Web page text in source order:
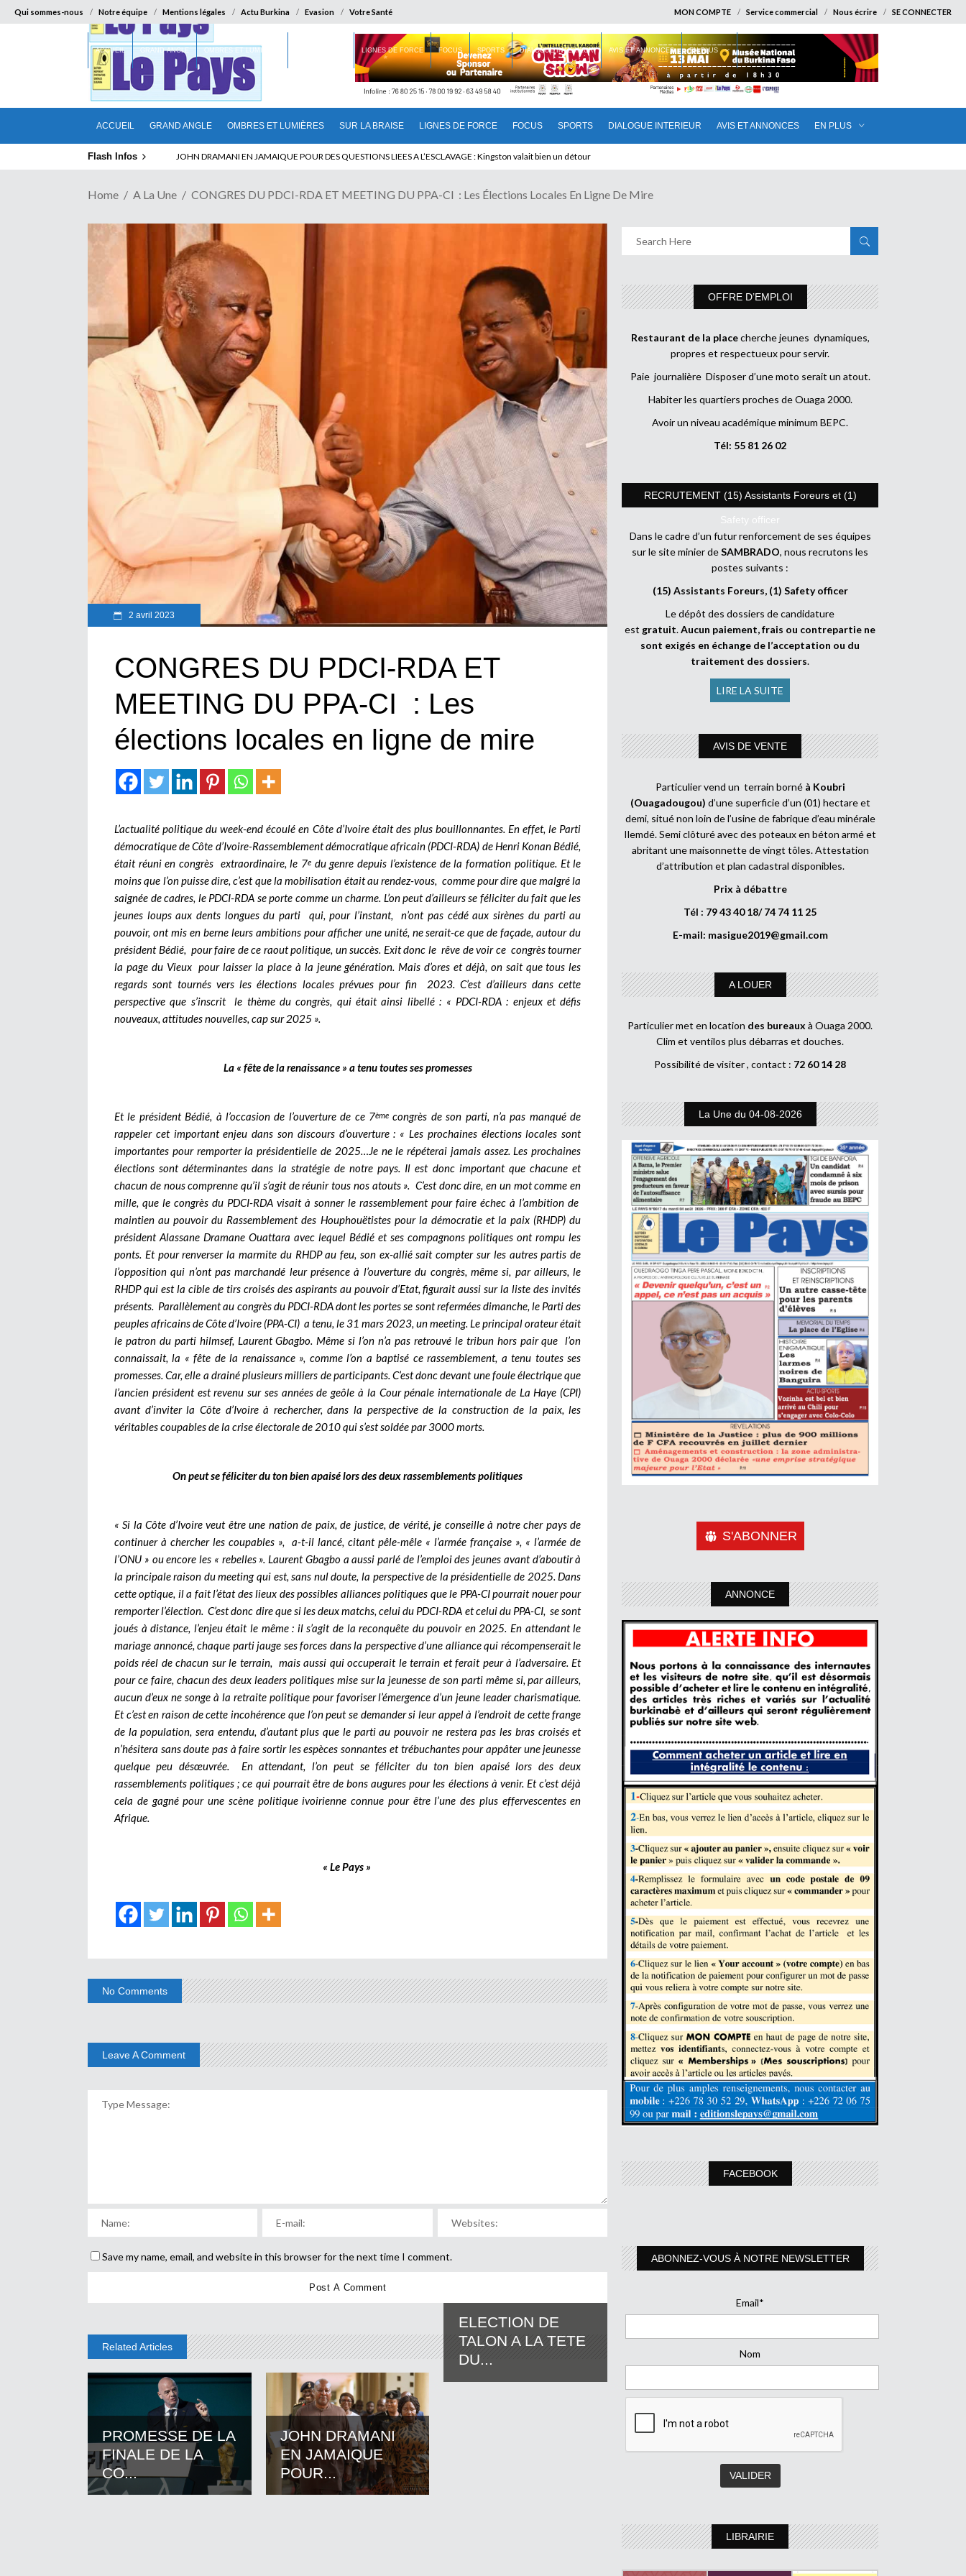
Qui sommes-nous Notre équipe Mentions légales Actu Burkina Evasion Votre Santé MON COMPTE Service commercial Nous écrire SE CONNECTER
ACCUEIL GRAND ANGLE OMBRES ET LUMIÈRES SUR LA BRAISE LIGNES DE FORCE FOCUS SPORTS DIALOGUE INTERIEUR AVIS ET ANNONCES EN PLUS
ACCUEIL GRAND ANGLE OMBRES ET LUMIÈRES LIGNES DE FORCE FOCUS SPORTS DIALOGUE INTERIEUR AVIS ET ANNONCES EN PLUS
Flash Infos ELECTION DE TALON A LA TETE DU SENAT BENINOIS : Quand Patrice quitte le pouvoir sans partir !
Home A La Une CONGRES DU PDCI-RDA ET MEETING DU PPA-CI : Les Élections Locales En Ligne De Mire
2 avril 2023
CONGRES DU PDCI-RDA ET
MEETING DU PPA-CI : Les
élections locales en ligne de mire
L’actualité politique du week-end écoulé en Côte d’Ivoire était des plus bouillonnantes. En effet, le Parti
démocratique de Côte d’Ivoire-Rassemblement démocratique africain (PDCI-RDA) de Henri Konan Bédié,
était réuni en congrès extraordinaire, le 7e du genre depuis l’existence de la formation politique. Et le
moins que l’on puisse dire, c’est que la mobilisation était au rendez-vous, comme pour dire que malgré la
saignée de cadres, le PDCI-RDA se porte comme un charme. L’on peut d’ailleurs se féliciter du fait que les
jeunes loups aux dents longues du parti qui, pour l’instant, n’ont pas cédé aux sirènes du parti au
pouvoir, ont mis en berne leurs ambitions pour afficher une unité, ne serait-ce que de façade, autour du
président Bédié, pour faire de ce raout politique, un succès. Exit donc le rêve de voir ce congrès tourner
la page du Vieux pour laisser la place à la jeune génération. Mais d’ores et déjà, on sait que tous les
regards sont tournés vers les élections locales prévues pour fin 2023. C’est d’ailleurs dans cette
perspective que s’inscrit le thème du congrès, qui était ainsi libellé : « PDCI-RDA : enjeux et défis
nouveaux, attitudes nouvelles, cap sur 2025 ».
La « fête de la renaissance » a tenu toutes ses promesses
Et le président Bédié, à l’occasion de l’ouverture de ce 7ème congrès de son parti, n’a pas manqué de
rappeler cet important enjeu dans son discours d’ouverture : « Les prochaines élections locales sont
importantes pour remporter la présidentielle de 2025…Je ne le répéterai jamais assez. Les prochaines
élections sont déterminantes dans la stratégie de notre pays. Il est donc important que chacune et
chacun de nous comprenne qu’il s’agit de réunir tous nos atouts ». C’est donc dire, en un mot comme en
mille, que le congrès du PDCI-RDA visait à sonner le rassemblement pour faire échec à l’ambition de
maintien au pouvoir du Rassemblement des Houphouëtistes pour la démocratie et la paix (RHDP) du
président Alassane Dramane Ouattara avec lequel Bédié et ses compagnons politiques ont rompu les
ponts. Et pour renverser la marmite du RHDP au feu, son ex-allié sait compter sur les autres partis de
l’opposition qui n’ont pas marchandé leur présence à l’ouverture du congrès, même si, par ailleurs, le
RHDP qui est la cible de tirs croisés des aspirants au pouvoir d’Etat, figurait aussi sur la liste des invités
présents. Parallèlement au congrès du PDCI-RDA dont les portes se sont refermées dimanche, le Parti des
peuples africains de Côte d’Ivoire (PPA-CI) a tenu, le 31 mars 2023, un meeting. Le principal orateur était
le patron du parti hilmsef, Laurent Gbagbo. Même si l’on n’a pas retrouvé le tribun hors pair que l’on
connaissait, la « fête de la renaissance », comme l’on a baptisé ce rassemblement, a tenu toutes ses
promesses. Car, elle a drainé plusieurs milliers de participants. C’est donc devant une foule électrique que
l’ancien président est revenu sur ses années de geôle à la Cour pénale internationale de La Haye (CPI)
avant d’inviter la Côte d’Ivoire à rechercher, dans la perspective de la construction de la paix, les
véritables coupables de la crise électorale de 2010 qui s’est soldée par 3000 morts.
On peut se féliciter du ton bien apaisé lors des deux rassemblements politiques
« Si la Côte d’Ivoire veut être une nation de paix, de justice, de vérité, je conseille à notre cher pays de
continuer à chercher les coupables », a-t-il lancé, citant pêle-mêle « l’armée française », « l’armée de
l’ONU » ou encore les « rebelles ». Laurent Gbagbo a aussi parlé de l’emploi des jeunes avant d’aboutir à
la principale raison du meeting qui est, sans nul doute, la perspective de la présidentielle de 2025. Dans
cette optique, il a fait l’état des lieux des possibles alliances politiques que le PPA-CI pourrait nouer pour
remporter l’élection.C’est donc dire que si les deux matchs, celui du PDCI-RDA et celui du PPA-CI, se sont
joués à distance, l’enjeu était le même : il s’agit de la reconquête du pouvoir en 2025. En attendant le
mariage annoncé, chaque parti jauge ses forces dans la perspective d’une alliance qui récompenserait le
poids réel de chacun sur le terrain, mais aussi qui occuperait le terrain et ferait peur à l’adversaire. Et
pour ce faire, chacun des deux leaders politiques mise sur la jeunesse de son parti même si, par ailleurs,
aucun d’eux ne songe à la retraite politique pour favoriser l’émergence d’un jeune leader charismatique.
Et c’est en raison de cette incohérence que l’on peut se demander si leur appel à l’endroit de cette frange
de la population, sera entendu, d’autant plus que le parti au pouvoir ne restera pas les bras croisés et
n’hésitera sans doute pas à faire sortir les espèces sonnantes et trébuchantes pour appâter une jeunesse
quelque peu désœuvrée. En attendant, l’on peut se féliciter du ton bien apaisé lors des deux
rassemblements politiques ; ce qui pourrait être de bons augures pour les élections à venir. Et c’est déjà
cela de gagné pour une scène politique ivoirienne connue pour être l’une des plus effervescentes en
Afrique.
« Le Pays »
No Comments
Leave A Comment
Save my name, email, and website in this browser for the next time I comment.
Related Articles
PROMESSE DE LA
FINALE DE LA
CO...
JOHN DRAMANI
EN JAMAIQUE
POUR...
ELECTION DE
TALON A LA TETE
DU...
OFFRE D’EMPLOI
Restaurant de la placecherche jeunes dynamiques,
propres et respectueux pour servir.
Paie journalière Disposer d’une moto serait un atout.
Habiter les quartiers proches de Ouaga 2000.
Avoir un niveau académique minimum BEPC.
Tél: 55 81 26 02
RECRUTEMENT (15) Assistants Foreurs et (1)
Safety officer
Dans le cadre d’un futur renforcement de ses équipes
sur le site minier deSAMBRADO, nous recrutons les
postes suivants :
(15) Assistants Foreurs, (1) Safety officer
Le dépôt des dossiers de candidature
est gratuit.Aucun paiement, frais ou contrepartie ne
sont exigés en échange de l’acceptation ou du
traitement des dossiers.
LIRE LA SUITE
AVIS DE VENTE
Particulier vend un terrain borné à Koubri
(Ouagadougou) d’une superficie d’un (01) hectare et
demi, situé non loin de l’usine de fabrique d’eau minérale
Ilemdé. Semi clôturé avec des poteaux en béton armé et
abritant une maisonnette de vingt tôles. Attestation
d’attribution et plan cadastral disponibles.
Prix à débattre
Tél : 79 43 40 18/ 74 74 11 25
E-mail: masigue2019@gmail.com
A LOUER
Particulier met en location des bureaux à Ouaga 2000.
Clim et ventilos plus débarras et douches.
Possibilité de visiter , contact : 72 60 14 28
La Une du 04-08-2026
S'ABONNER
ANNONCE
FACEBOOK
ABONNEZ-VOUS À NOTRE NEWSLETTER
Email*
Nom
LIBRAIRIE